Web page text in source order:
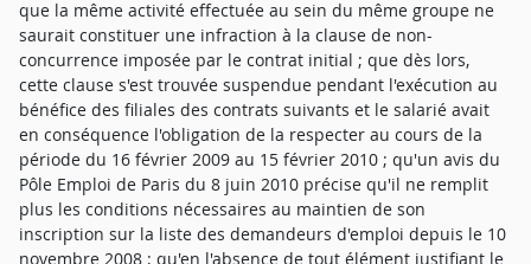
que la même activité effectuée au sein du même groupe ne
saurait constituer une infraction à la clause de non-
concurrence imposée par le contrat initial ; que dès lors,
cette clause s'est trouvée suspendue pendant l'exécution au
bénéfice des filiales des contrats suivants et le salarié avait
en conséquence l'obligation de la respecter au cours de la
période du 16 février 2009 au 15 février 2010 ; qu'un avis du
Pôle Emploi de Paris du 8 juin 2010 précise qu'il ne remplit
plus les conditions nécessaires au maintien de son
inscription sur la liste des demandeurs d'emploi depuis le 10
novembre 2008 ; qu'en l'absence de tout élément justifiant le